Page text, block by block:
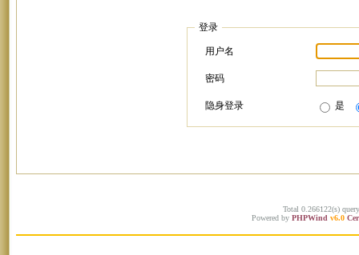
登录
用户名
密码
隐身登录 是
Total 0.266122(s)
Powered by PHPWind v6.0